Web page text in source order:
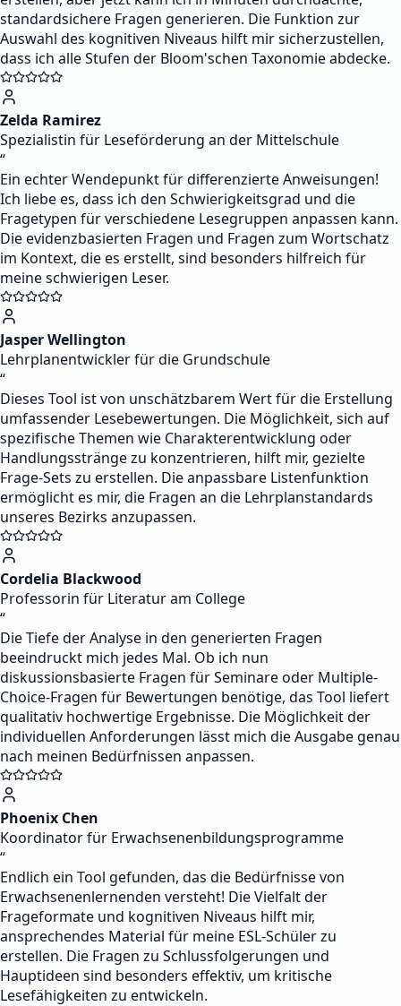
standardsichere Fragen generieren. Die Funktion zur
Auswahl des kognitiven Niveaus hilft mir sicherzustellen,
dass ich alle Stufen der Bloom'schen Taxonomie abdecke.
Zelda Ramirez
Spezialistin für Leseförderung an der Mittelschule
“
Ein echter Wendepunkt für differenzierte Anweisungen!
Ich liebe es, dass ich den Schwierigkeitsgrad und die
Fragetypen für verschiedene Lesegruppen anpassen kann.
Die evidenzbasierten Fragen und Fragen zum Wortschatz
im Kontext, die es erstellt, sind besonders hilfreich für
meine schwierigen Leser.
Jasper Wellington
Lehrplanentwickler für die Grundschule
“
Dieses Tool ist von unschätzbarem Wert für die Erstellung
umfassender Lesebewertungen. Die Möglichkeit, sich auf
spezifische Themen wie Charakterentwicklung oder
Handlungsstränge zu konzentrieren, hilft mir, gezielte
Frage-Sets zu erstellen. Die anpassbare Listenfunktion
ermöglicht es mir, die Fragen an die Lehrplanstandards
unseres Bezirks anzupassen.
Cordelia Blackwood
Professorin für Literatur am College
“
Die Tiefe der Analyse in den generierten Fragen
beeindruckt mich jedes Mal. Ob ich nun
diskussionsbasierte Fragen für Seminare oder Multiple-
Choice-Fragen für Bewertungen benötige, das Tool liefert
qualitativ hochwertige Ergebnisse. Die Möglichkeit der
individuellen Anforderungen lässt mich die Ausgabe genau
nach meinen Bedürfnissen anpassen.
Phoenix Chen
Koordinator für Erwachsenenbildungsprogramme
“
Endlich ein Tool gefunden, das die Bedürfnisse von
Erwachsenenlernenden versteht! Die Vielfalt der
Frageformate und kognitiven Niveaus hilft mir,
ansprechendes Material für meine ESL-Schüler zu
erstellen. Die Fragen zu Schlussfolgerungen und
Hauptideen sind besonders effektiv, um kritische
Lesefähigkeiten zu entwickeln.